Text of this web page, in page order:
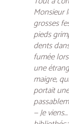
Monsieur
grosses
pieds
dents
fumée
une
maigre,
portait
— Je